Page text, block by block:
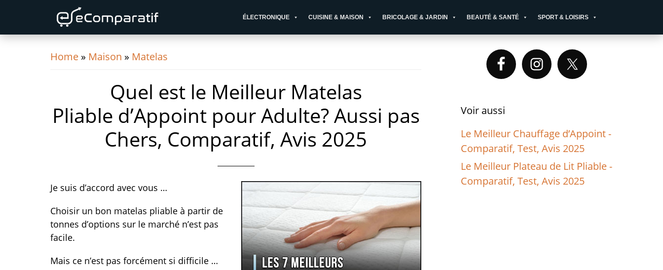
primary
navigation
content
primary
ÉLECTRONIQUE CUISINE & MAISON BRICOLAGE & JARDIN BEAUTÉ & SANTÉ SPORT & LOISIRS
Home » Maison » Matelas
Quel est le Meilleur Matelas
Pliable d’Appoint pour Adulte? Aussi pas
Chers, Comparatif, Avis 2025
Je suis d’accord avec vous …
Choisir un bon matelas pliable à partir de
tonnes d’options sur le marché n’est pas
facile.
Mais ce n’est pas forcément si difficile …
Primary
Sidebar
Voir aussi
Le Meilleur Chauffage d’Appoint -
Comparatif, Test, Avis 2025
Le Meilleur Plateau de Lit Pliable -
Comparatif, Test, Avis 2025